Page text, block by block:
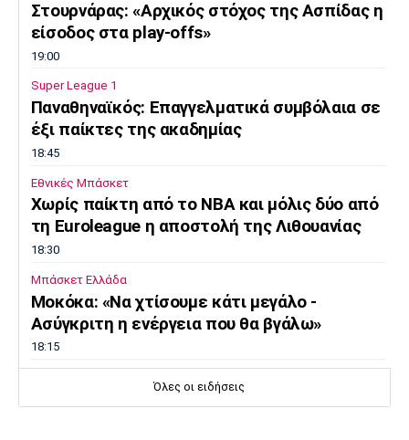
Στουρνάρας: «Αρχικός στόχος της Ασπίδας η
είσοδος στα play-offs»
19:00
Super League 1
Παναθηναϊκός: Επαγγελματικά συμβόλαια σε
έξι παίκτες της ακαδημίας
18:45
Εθνικές Μπάσκετ
Χωρίς παίκτη από το ΝΒΑ και μόλις δύο από
τη Euroleague η αποστολή της Λιθουανίας
18:30
Μπάσκετ Ελλάδα
Μοκόκα: «Να χτίσουμε κάτι μεγάλο -
Ασύγκριτη η ενέργεια που θα βγάλω»
18:15
Ισπανία - Ελλάδα 96-86: Ήττα στην πρεμιέρα
Όλες οι ειδήσεις